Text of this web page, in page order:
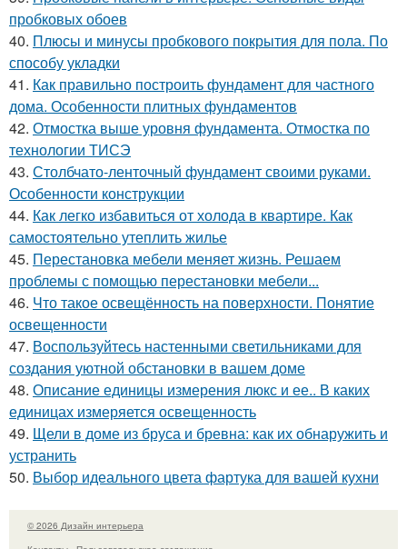
пробковых обоев
40. Плюсы и минусы пробкового покрытия для пола. По
способу укладки
41. Как правильно построить фундамент для частного
дома. Особенности плитных фундаментов
42. Отмостка выше уровня фундамента. Отмостка по
технологии ТИСЭ
43. Столбчато-ленточный фундамент своими руками.
Особенности конструкции
44. Как легко избавиться от холода в квартире. Как
самостоятельно утеплить жилье
45. Перестановка мебели меняет жизнь. Решаем
проблемы с помощью перестановки мебели...
46. Что такое освещённость на поверхности. Понятие
освещенности
47. Воспользуйтесь настенными светильниками для
создания уютной обстановки в вашем доме
48. Описание единицы измерения люкс и ее.. В каких
единицах измеряется освещенность
49. Щели в доме из бруса и бревна: как их обнаружить и
устранить
50. Выбор идеального цвета фартука для вашей кухни
© 2026 Дизайн интерьера